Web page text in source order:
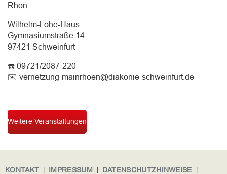
Rhön
Wilhelm-Löhe-Haus
Gymnasiumstraße 14
97421 Schweinfurt
☎️ 09721/2087-220
✉️ vernetzung-mainrhoen@diakonie-schweinfurt.de
Weitere Veranstaltungen
KONTAKT | IMPRESSUM | DATENSCHUTZHINWEISE |